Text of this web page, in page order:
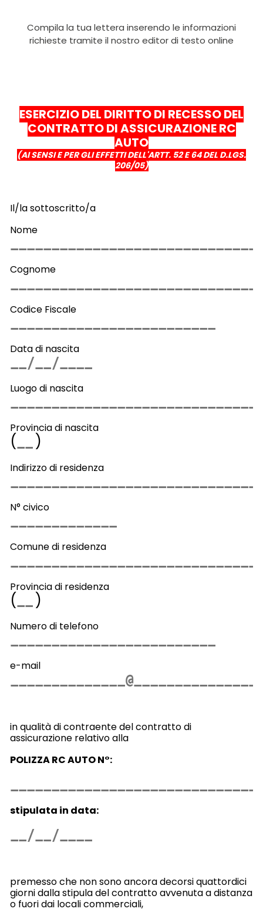
Compila la tua lettera inserendo le informazioni
richieste tramite il nostro editor di testo online
ESERCIZIO DEL DIRITTO DI RECESSO DEL
CONTRATTO DI ASSICURAZIONE RC
AUTO
(AI SENSI E PER GLI EFFETTI DELL'ARTT. 52 E 64 DEL D.LGS.
206/05)
Il/la sottoscritto/a
Nome
Cognome
Codice Fiscale
Data di nascita
Luogo di nascita
Provincia di nascita
( )
Indirizzo di residenza
N° civico
Comune di residenza
Provincia di residenza
( )
Numero di telefono
e-mail
in qualità di contraente del contratto di
assicurazione relativo alla
POLIZZA RC AUTO N°:
stipulata in data:
premesso che non sono ancora decorsi quattordici
giorni dalla stipula del contratto avvenuta a distanza
o fuori dai locali commerciali,